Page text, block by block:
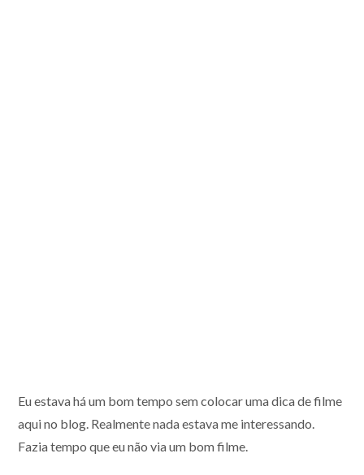
Eu estava há um bom tempo sem colocar uma dica de filme
aqui no blog. Realmente nada estava me interessando.
Fazia tempo que eu não via um bom filme.